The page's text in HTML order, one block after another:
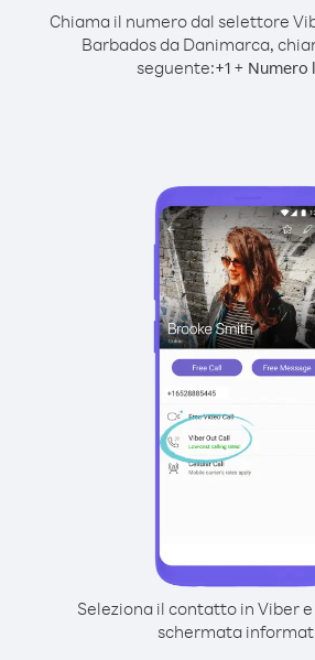
Chiama il numero dal selettore
Barbados da Danimarca,
seguente:+1+ Numero
Seleziona il contatto in Viber
schermata